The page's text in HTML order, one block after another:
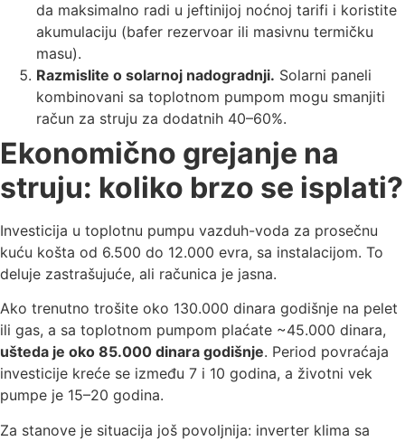
da maksimalno radi u jeftinijoj noćnoj tarifi i koristite
akumulaciju (bafer rezervoar ili masivnu termičku
masu).
Razmislite o solarnoj nadogradnji. Solarni paneli
kombinovani sa toplotnom pumpom mogu smanjiti
račun za struju za dodatnih 40–60%.
Ekonomično grejanje na
struju: koliko brzo se isplati?
Investicija u toplotnu pumpu vazduh-voda za prosečnu
kuću košta od 6.500 do 12.000 evra, sa instalacijom. To
deluje zastrašujuće, ali računica je jasna.
Ako trenutno trošite oko 130.000 dinara godišnje na pelet
ili gas, a sa toplotnom pumpom plaćate ~45.000 dinara,
ušteda je oko 85.000 dinara godišnje. Period povraćaja
investicije kreće se između 7 i 10 godina, a životni vek
pumpe je 15–20 godina.
Za stanove je situacija još povoljnija: inverter klima sa